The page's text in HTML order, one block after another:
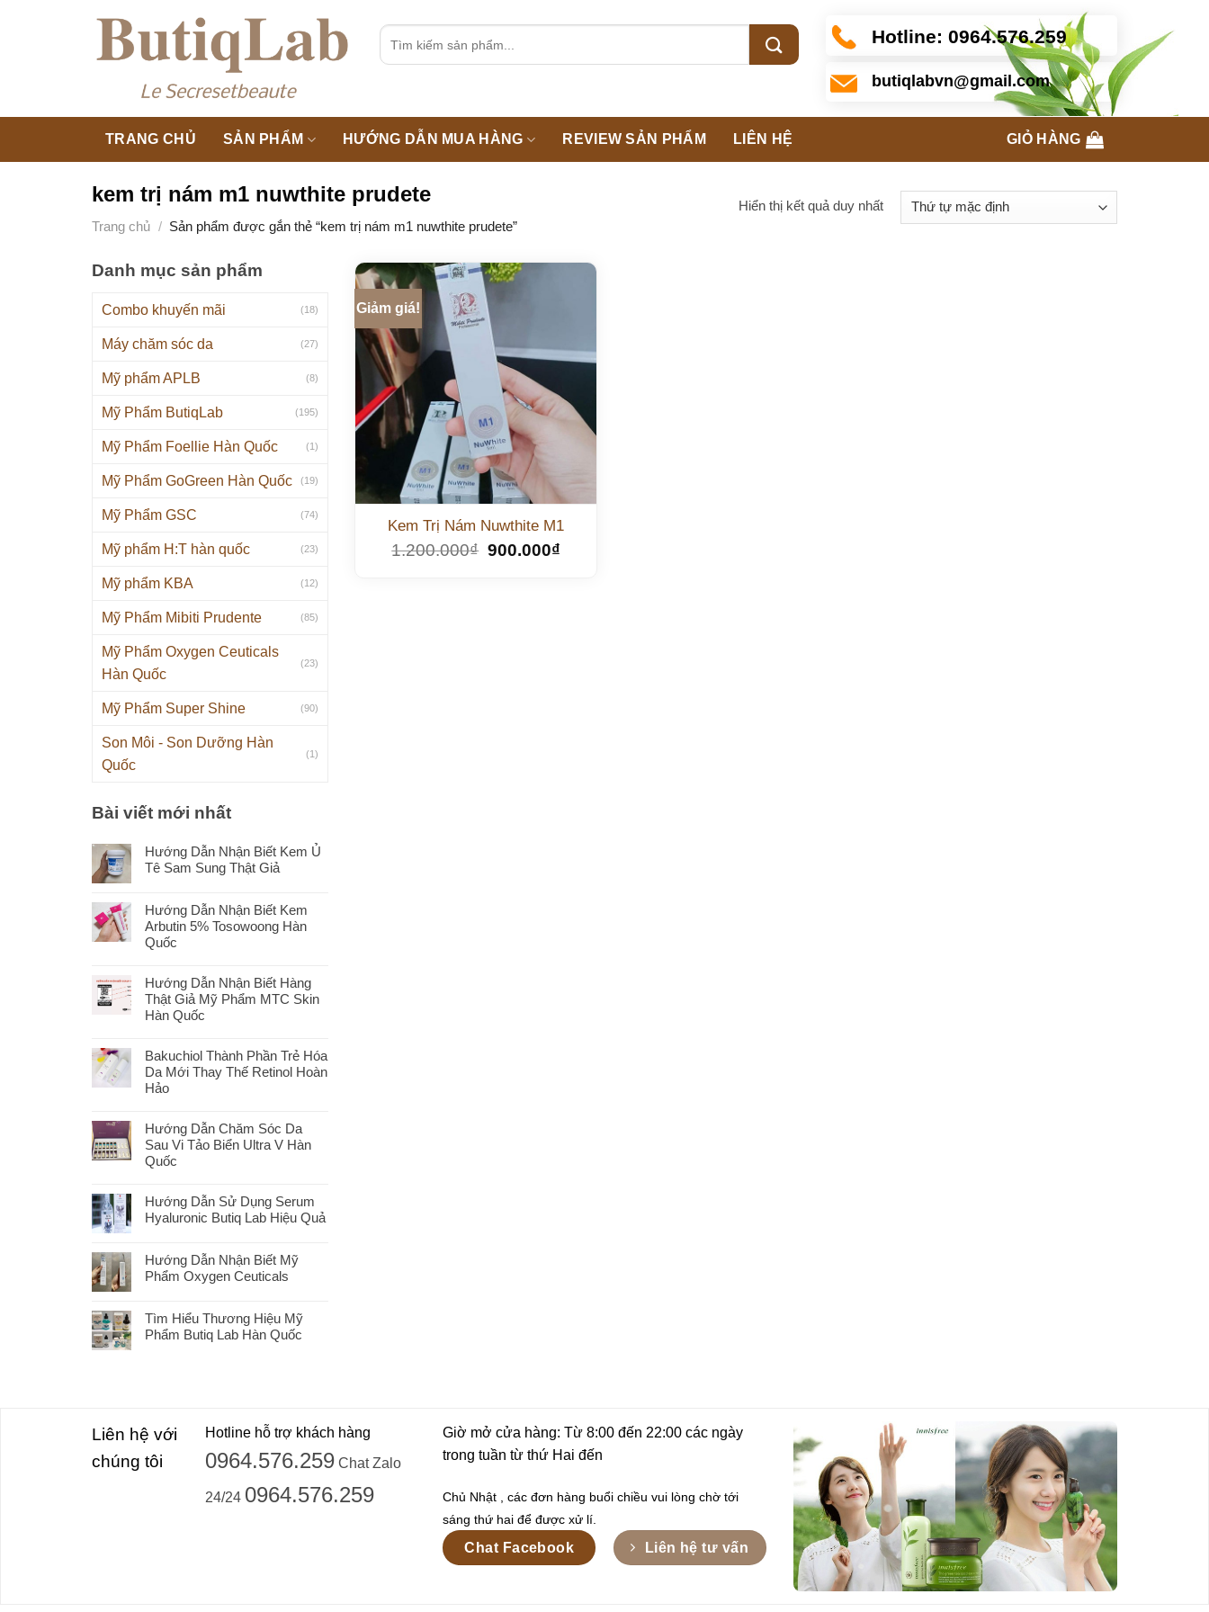
Tìm
Hotline: 0964.576.259
butiqlabvn@gmail.com
TRANG CHỦ SẢN PHẨM HƯỚNG DẪN MUA HÀNG REVIEW SẢN PHẨM LIÊN HỆ GIỎ HÀNG
kem trị nám m1 nuwthite prudete
Trang chủ / Sản phẩm được gắn thẻ “kem trị nám m1 nuwthite prudete”
Hiển thị kết quả duy nhất
Danh mục sản phẩm
Combo khuyến mãi (18)
Máy chăm sóc da (27)
Mỹ phẩm APLB (8)
Mỹ Phẩm ButiqLab (195)
Mỹ Phẩm Foellie Hàn Quốc (1)
Mỹ Phẩm GoGreen Hàn Quốc (19)
Mỹ Phẩm GSC (74)
Mỹ phẩm H:T hàn quốc (23)
Mỹ phẩm KBA (12)
Mỹ Phẩm Mibiti Prudente (85)
Mỹ Phẩm Oxygen Ceuticals
Hàn Quốc
(23)
Mỹ Phẩm Super Shine (90)
Son Môi - Son Dưỡng Hàn
Quốc
(1)
Bài viết mới nhất
Hướng Dẫn Nhận Biết Kem Ủ
Tê Sam Sung Thật Giả
Hướng Dẫn Nhận Biết Kem
Arbutin 5% Tosowoong Hàn
Quốc
Hướng Dẫn Nhận Biết Hàng
Thật Giả Mỹ Phẩm MTC Skin
Hàn Quốc
Bakuchiol Thành Phần Trẻ Hóa
Da Mới Thay Thế Retinol Hoàn
Hảo
Hướng Dẫn Chăm Sóc Da
Sau Vi Tảo Biển Ultra V Hàn
Quốc
Hướng Dẫn Sử Dụng Serum
Hyaluronic Butiq Lab Hiệu Quả
Hướng Dẫn Nhận Biết Mỹ
Phẩm Oxygen Ceuticals
Tìm Hiểu Thương Hiệu Mỹ
Phẩm Butiq Lab Hàn Quốc
Giảm giá!
Kem Trị Nám Nuwthite M1
1.200.000₫ 900.000₫
Liên hệ với
chúng tôi
Hotline hỗ trợ khách hàng
0964.576.259 Chat Zalo
24/24 0964.576.259
Giờ mở cửa hàng: Từ 8:00 đến 22:00 các ngày
trong tuần từ thứ Hai đến
Chủ Nhật , các đơn hàng buổi chiều vui lòng chờ tới
sáng thứ hai để được xử lí.
Chat Facebook Liên hệ tư vấn